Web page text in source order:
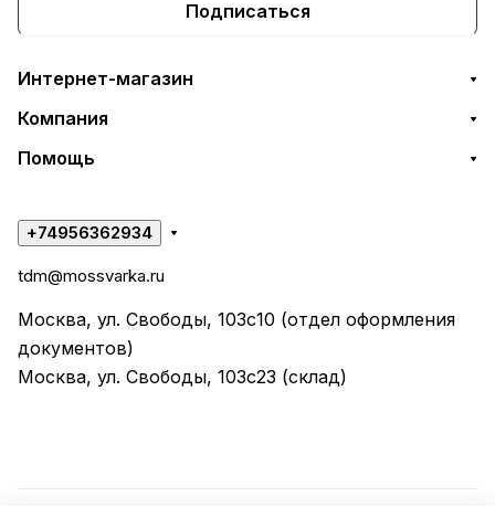
Подписаться
Интернет-магазин
Компания
Помощь
+74956362934
tdm@mossvarka.ru
Москва, ул. Свободы, 103с10 (отдел оформления
документов)
Москва, ул. Свободы, 103с23 (склад)